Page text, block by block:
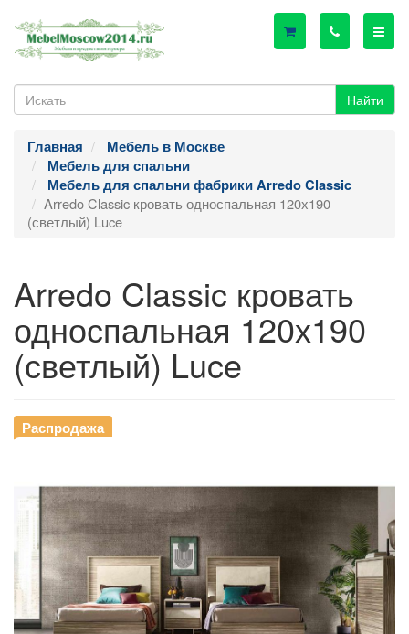
Найти
Главная
Мебель в Москве
Мебель для спальни
Мебель для спальни фабрики Arredo Classic
Arredo Classic кровать односпальная 120х190
(светлый) Luce
Arredo Classic кровать
односпальная 120х190
(светлый) Luce
Распродажа